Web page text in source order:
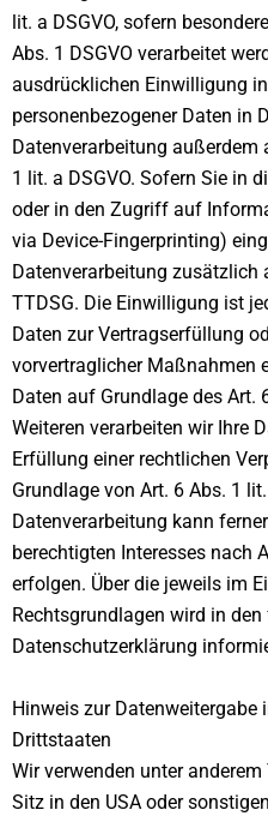
lit. a DSGVO, sofern
Abs. 1 DSGVO verarbeitet
ausdrücklichen Einwilligung
personenbezogener Daten in
Datenverarbeitung außerdem
1 lit. a DSGVO. Sofern Sie in
oder in den Zugriff auf
via Device-Fingerprinting)
Datenverarbeitung zusätzlich
TTDSG. Die Einwilligung ist
Daten zur Vertragserfüllung
vorvertraglicher Maßnahmen
Daten auf Grundlage des Art.
Weiteren verarbeiten wir Ihre
Erfüllung einer rechtlichen
Grundlage von Art. 6 Abs. 1
Datenverarbeitung kann
berechtigten Interesses nach
erfolgen. Über die jeweils im
Rechtsgrundlagen wird in
Datenschutzerklärung
Hinweis zur Datenweitergabe
Drittstaaten
Wir verwenden unter
Sitz in den USA oder